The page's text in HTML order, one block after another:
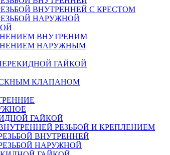
ВНУТРЕННЕЙ С КРЕСТОМ
НАРУЖНОЙ
ВНУТРЕНИМ
НАРУЖНЫМ
ГАЙКОЙ
КЛАПАНОМ
ГАЙКОЙ
РЕЗЬБОЙ И КРЕПЛЕНИЕМ
ВНУТРЕННЕЙ
НАРУЖНОЙ